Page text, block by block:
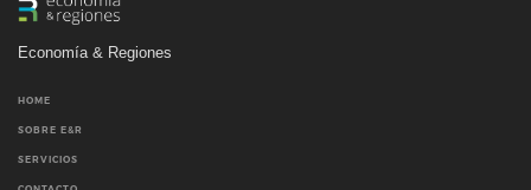
Economía & Regiones
HOME
SOBRE E&R
SERVICIOS